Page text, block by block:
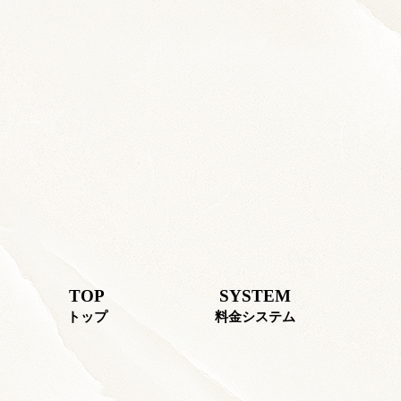
TOP
トップ
SYSTEM
料金システム